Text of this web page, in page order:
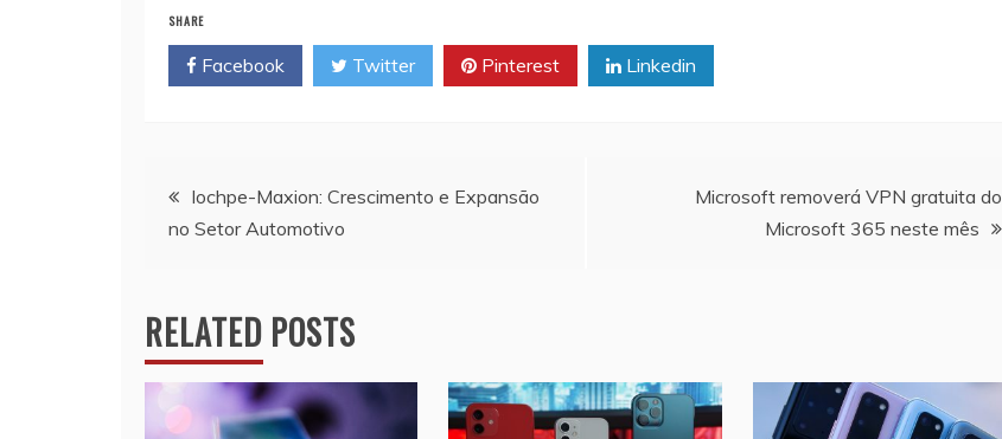
SHARE
Facebook Twitter Pinterest Linkedin
Navegação
de
artigos
Iochpe-Maxion: Crescimento e Expansão
no Setor Automotivo
Microsoft removerá VPN gratuita do
Microsoft 365 neste mês
RELATED POSTS